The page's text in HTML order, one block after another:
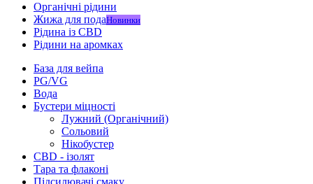
Органічні рідини
Жижа для подаНовинки
Рідина із CBD
Рідини на аромках
База для вейпа
PG/VG
Вода
Бустери міцності
Лужний (Органічний)
Сольовий
Нікобустер
CBD - ізолят
Тара та флаконі
Підсилювачі смаку